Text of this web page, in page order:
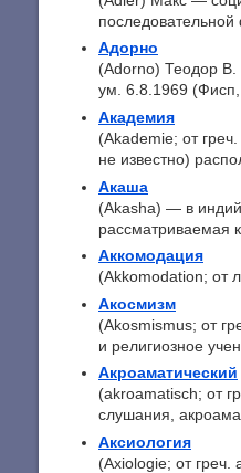
последовательной
Адорно
(Adorno) Теодор
ум. 6.8.1969
Академия
(Akademie; от
не известно)
Акаша
(Akasha) — в
рассматриваемая
Аккомодация
(Akkomodation; от
Акосмизм
(Akosmismus; от
и религиозное
Акроаматический
(akroamatisch; от
слушания,
Аксиология
(Axiologie; от